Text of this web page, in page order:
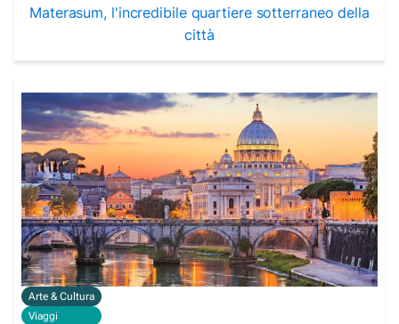
Materasum, l'incredibile quartiere sotterraneo della
città
Arte & Cultura
Viaggi